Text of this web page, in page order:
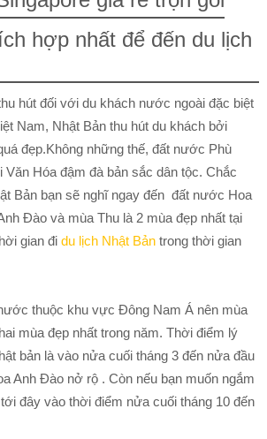
hợp nhất để đến du lịch
hút đối với du khách nước ngoài đặc biệt
Nam, Nhật Bản thu hút du khách bởi
đẹp.Không những thế, đất nước Phù
Văn Hóa đậm đà bản sắc dân tộc. Chắc
Bản bạn sẽ nghĩ ngay đến đất nước Hoa
Đào và mùa Thu là 2 mùa đẹp nhất tại
gian đi du lịch Nhật Bảntrong thời gian
thuộc khu vực Đông Nam Á nên mùa
mùa đẹp nhất trong năm. Thời điểm lý
bản là vào nửa cuối tháng 3 đến nửa đầu
Anh Đào nở rộ . Còn nếu bạn muốn ngắm
đây vào thời điểm nửa cuối tháng 10 đến